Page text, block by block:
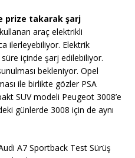
prize takarak şarj
kullanan araç elektrikli
ilerleyebiliyor. Elektrik
içinde şarj edilebiliyor.
bekleniyor. Opel
ile birlikte gözler PSA
SUV modeli Peugeot 3008’e
günlerde 3008 için de aynı
A7 Sportback Test Sürüş